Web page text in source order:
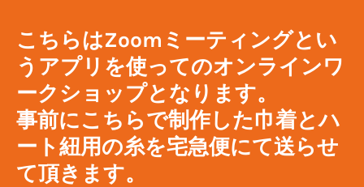
こちらはZoomミーティングとい
うアプリを使ってのオンラインワ
ークショップとなります。
事前にこちらで制作した巾着とハ
ート紐用の糸を宅急便にて送らせ
て頂きます。